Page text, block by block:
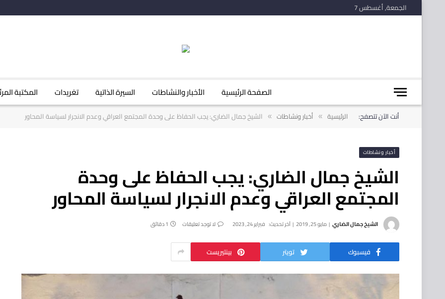
الجمعة, أغسطس 7
الصفحة الرئيسية الأخبار والنشاطات السيرة الذاتية تغريدات المكتبة
أنت الآن تتصفح: الرئيسية » أخبار ونشاطات » الشيخ جمال الضاري: يجب الحفاظ على وحدة المجتمع العراقي وعدم الانجرار لسياسة المحاور
أخبار ونشاطات
الشيخ جمال الضاري: يجب الحفاظ على وحدة
المجتمع العراقي وعدم الانجرار لسياسة المحاور
الشيخ جمال الضاري مايو 25, 2019 آخر تحديث: فبراير 24, 2023 لا توجد تعليقات 1 دقائق
فيسبوك تويتر بينتيريست